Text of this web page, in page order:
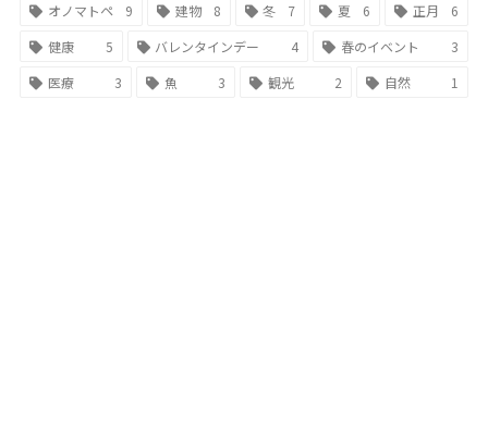
オノマトペ
9 建物 8 冬 7 夏 6 正月
6
健康
5 バレンタインデー 4 春のイベント
3
医療
3 魚 3 観光 2 自然 1